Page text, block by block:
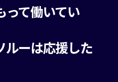
って働いてい
ルーは応援した